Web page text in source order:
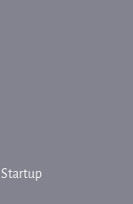
Startup